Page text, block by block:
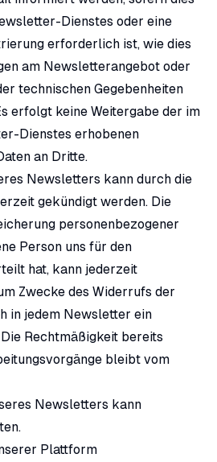
Dienstes oder eine
erforderlich ist, wie dies
am Newsletterangebot oder
technischen Gegebenheiten
erfolgt keine Weitergabe der im
Dienstes erhobenen
an Dritte.
Newsletters kann durch die
gekündigt werden. Die
personenbezogener
Person uns für den
hat, kann jederzeit
Zwecke des Widerrufs der
in jedem Newsletter ein
Rechtmäßigkeit bereits
bleibt vom
Newsletters kann
Plattform